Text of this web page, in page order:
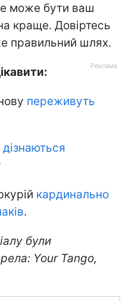
може бути ваш
краще. Довіртесь
правильний шлях.
переживуть
дізнаються
кардинально
.
були
Your Tango,